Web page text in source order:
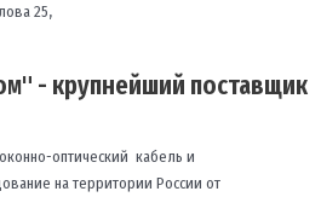
25,
- крупнейший поставщик
оптический кабель и
на территории России от